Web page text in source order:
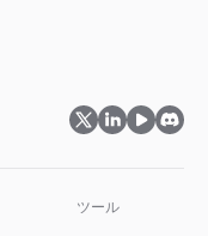
ツール